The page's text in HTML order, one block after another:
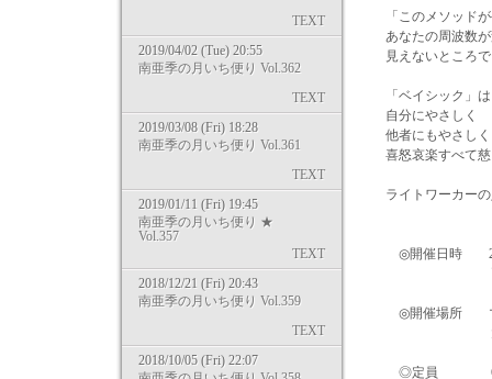
TEXT
2019/04/02 (Tue) 20:55
南亜季の月いち便り Vol.362
TEXT
2019/03/08 (Fri) 18:28
南亜季の月いち便り Vol.361
TEXT
2019/01/11 (Fri) 19:45
南亜季の月いち便り ★
Vol.357
TEXT
2018/12/21 (Fri) 20:43
南亜季の月いち便り Vol.359
TEXT
2018/10/05 (Fri) 22:07
「このメソッドが
あなたの周波数
見えないところで
「ベイシック」は
自分にやさしく
他者にもやさしく
喜怒哀楽すべて
ライトワーカーの
◎開催日時 2015
◎開催場所 マ
◎定員 6